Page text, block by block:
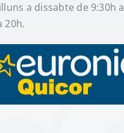
a dissabte de 9:30h
20h.